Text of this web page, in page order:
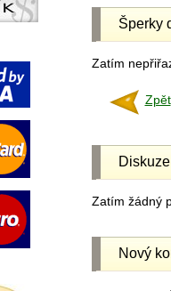
Šperky
Zatím
Zpět
Zatím žádný
Nový